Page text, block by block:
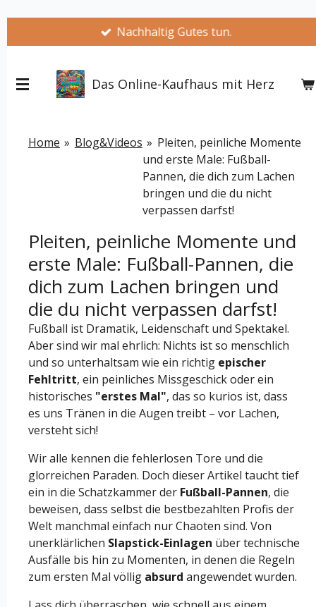
springen
Nachhaltig Gutes tun.
Das Online-Kaufhaus mit Herz
Home » Blog&Videos » Pleiten, peinliche Momente
und erste Male: Fußball-
Pannen, die dich zum Lachen
bringen und die du nicht
verpassen darfst!
Pleiten, peinliche Momente und
erste Male: Fußball-Pannen, die
dich zum Lachen bringen und
die du nicht verpassen darfst!
Fußball ist Dramatik, Leidenschaft und Spektakel.
Aber sind wir mal ehrlich: Nichts ist so menschlich
und so unterhaltsam wie ein richtig epischer
Fehltritt, ein peinliches Missgeschick oder ein
historisches "erstes Mal", das so kurios ist, dass
es uns Tränen in die Augen treibt – vor Lachen,
versteht sich!
Wir alle kennen die fehlerlosen Tore und die
glorreichen Paraden. Doch dieser Artikel taucht tief
ein in die Schatzkammer der Fußball-Pannen, die
beweisen, dass selbst die bestbezahlten Profis der
Welt manchmal einfach nur Chaoten sind. Von
unerklärlichen Slapstick-Einlagen über technische
Ausfälle bis hin zu Momenten, in denen die Regeln
zum ersten Mal völlig absurd angewendet wurden.